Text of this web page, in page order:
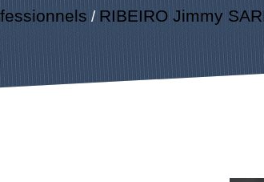
/ RIBEIRO Jimmy